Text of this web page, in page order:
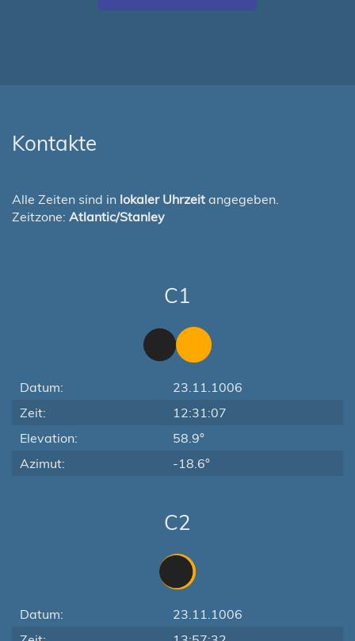
Kontakte
Alle Zeiten sind in lokaler Uhrzeit angegeben.
Zeitzone: Atlantic/Stanley
C1
Datum:
23.11.1006
Zeit:
12:31:07
Elevation:
58.9°
Azimut:
-18.6°
C2
Datum:
23.11.1006